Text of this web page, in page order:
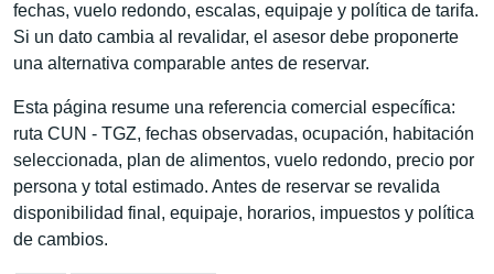
fechas, vuelo redondo, escalas, equipaje y política de tarifa.
Si un dato cambia al revalidar, el asesor debe proponerte
una alternativa comparable antes de reservar.
Esta página resume una referencia comercial específica:
ruta CUN - TGZ, fechas observadas, ocupación, habitación
seleccionada, plan de alimentos, vuelo redondo, precio por
persona y total estimado. Antes de reservar se revalida
disponibilidad final, equipaje, horarios, impuestos y política
de cambios.